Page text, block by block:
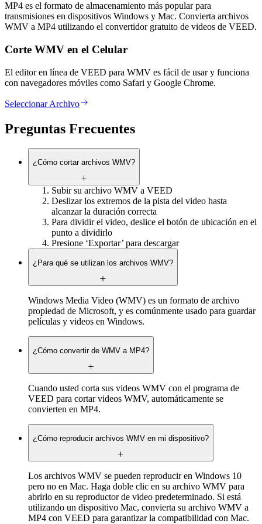
MP4 es el formato de almacenamiento más popular para
transmisiones en dispositivos Windows y Mac. Convierta archivos
WMV a MP4 utilizando el convertidor gratuito de videos de VEED.
Corte WMV en el Celular
El editor en línea de VEED para WMV es fácil de usar y funciona
con navegadores móviles como Safari y Google Chrome.
Seleccionar Archivo
Preguntas Frecuentes
¿Cómo cortar archivos WMV?
Subir su archivo WMV a VEED
Deslizar los extremos de la pista del video hasta
alcanzar la duración correcta
Para dividir el video, deslice el botón de ubicación en el
punto a dividirlo
Presione ‘Exportar’ para descargar
¿Para qué se utilizan los archivos WMV?
Windows Media Video (WMV) es un formato de archivo
propiedad de Microsoft, y es comúnmente usado para guardar
películas y videos en Windows.
¿Cómo convertir de WMV a MP4?
Cuando usted corta sus videos WMV con el programa de
VEED para cortar videos WMV, automáticamente se
convierten en MP4.
¿Cómo reproducir archivos WMV en mi dispositivo?
Los archivos WMV se pueden reproducir en Windows 10
pero no en Mac. Haga doble clic en su archivo WMV para
abrirlo en su reproductor de video predeterminado. Si está
utilizando un dispositivo Mac, convierta su archivo WMV a
MP4 con VEED para garantizar la compatibilidad con Mac.